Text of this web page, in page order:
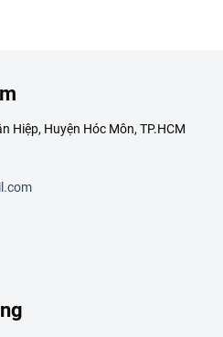
Hiệp, Huyện Hóc Môn, TP.HCM